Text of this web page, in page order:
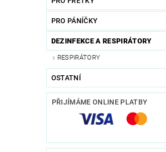
PRO PÁNÍČKY
DEZINFEKCE A RESPIRÁTORY
RESPIRÁTORY
OSTATNÍ
PŘIJÍMÁME ONLINE PLATBY